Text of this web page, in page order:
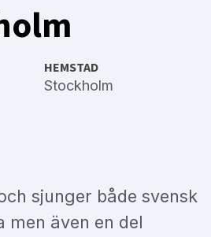
HEMSTAD
Stockholm
sjunger både svensk
men även en del